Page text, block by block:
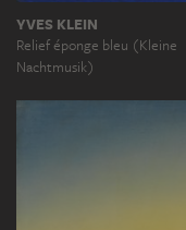
YVES KLEIN
Relief éponge bleu (Kleine
Nachtmusik)